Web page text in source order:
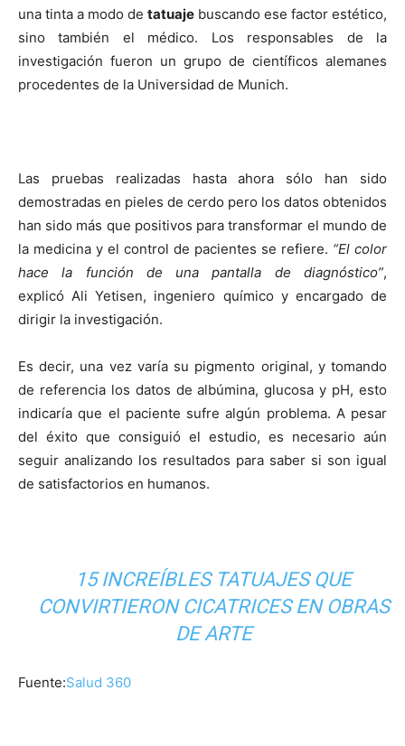
una tinta a modo de tatuaje buscando ese factor estético,
sino también el médico. Los responsables de la
investigación fueron un grupo de científicos alemanes
procedentes de la Universidad de Munich.
Las pruebas realizadas hasta ahora sólo han sido
demostradas en pieles de cerdo pero los datos obtenidos
han sido más que positivos para transformar el mundo de
la medicina y el control de pacientes se refiere. “El color
hace la función de una pantalla de diagnóstico”,
explicó Ali Yetisen, ingeniero químico y encargado de
dirigir la investigación.
Es decir, una vez varía su pigmento original, y tomando
de referencia los datos de albúmina, glucosa y pH, esto
indicaría que el paciente sufre algún problema. A pesar
del éxito que consiguió el estudio, es necesario aún
seguir analizando los resultados para saber si son igual
de satisfactorios en humanos.
15 INCREÍBLES TATUAJES QUE
CONVIRTIERON CICATRICES EN OBRAS
DE ARTE
Fuente:Salud 360